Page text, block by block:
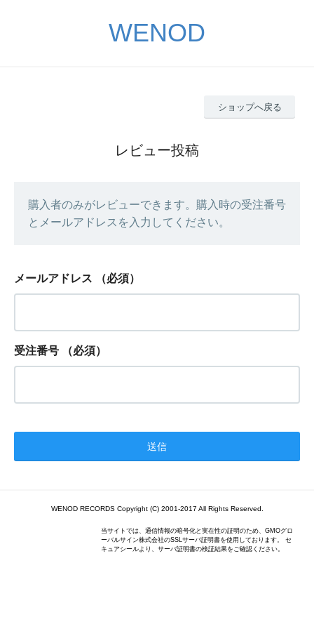
WENOD
ショップへ戻る
レビュー投稿
購入者のみがレビューできます。購入時の受注番号
とメールアドレスを入力してください。
メールアドレス （必須）
受注番号 （必須）
WENOD RECORDS Copyright (C) 2001-2017 All Rights Reserved.
当サイトでは、通信情報の暗号化と実在性の証明のため、GMOグロ
ーバルサイン株式会社のSSLサーバ証明書を使用しております。 セ
キュアシールより、サーバ証明書の検証結果をご確認ください。